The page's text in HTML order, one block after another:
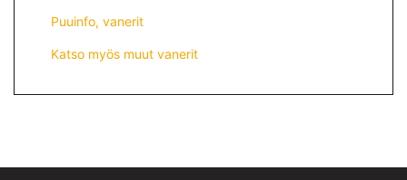
Puuinfo, vanerit
Katso myös muut vanerit